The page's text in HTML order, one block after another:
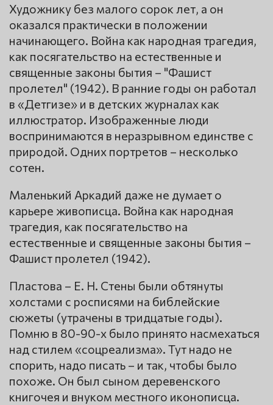
Художнику без малого сорок лет, а он
оказался практически в положении
начинающего. Война как народная трагедия,
как посягательство на естественные и
священные законы бытия – "Фашист
пролетел" (1942). В ранние годы он работал
в «Детгизе» и в детских журналах как
иллюстратор. Изображенные люди
воспринимаются в неразрывном единстве с
природой. Одних портретов – несколько
сотен.
Маленький Аркадий даже не думает о
карьере живописца. Война как народная
трагедия, как посягательство на
естественные и священные законы бытия –
Фашист пролетел (1942).
Пластова – Е. Н. Стены были обтянуты
холстами с росписями на библейские
сюжеты (утрачены в тридцатые годы).
Помню в 80-90-х было принято насмехаться
над стилем «соцреализма». Тут надо не
спорить, надо писать – и так, чтобы было
похоже. Он был сыном деревенского
книгочея и внуком местного иконописца.